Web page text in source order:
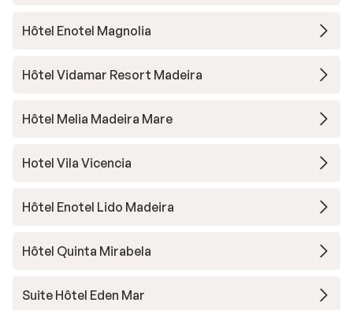
Hôtel Enotel Magnolia
Hôtel Vidamar Resort Madeira
Hôtel Melia Madeira Mare
Hotel Vila Vicencia
Hôtel Enotel Lido Madeira
Hôtel Quinta Mirabela
Suite Hôtel Eden Mar